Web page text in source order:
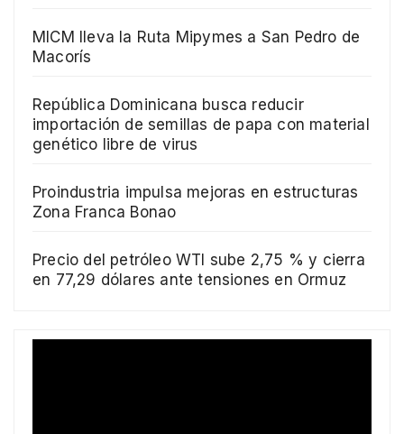
MICM lleva la Ruta Mipymes a San Pedro de
Macorís
República Dominicana busca reducir
importación de semillas de papa con material
genético libre de virus
Proindustria impulsa mejoras en estructuras
Zona Franca Bonao
Precio del petróleo WTI sube 2,75 % y cierra
en 77,29 dólares ante tensiones en Ormuz